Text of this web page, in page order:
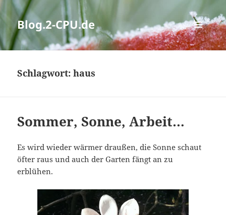
Blog.2-CPU.de
MENÜ
UND
Schlagwort:haus
Sommer, Sonne, Arbeit…
Es wird wieder wärmer draußen, die Sonne schaut
öfter raus und auch der Garten fängt an zu
erblühen.